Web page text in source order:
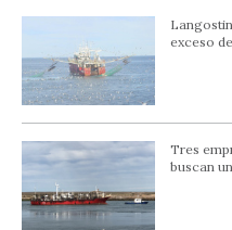
exceso
Tres
buscan